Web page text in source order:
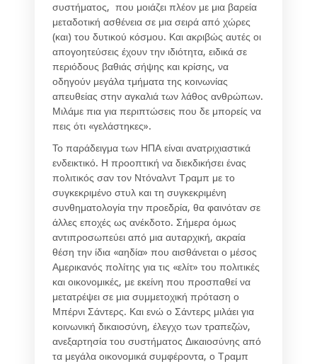
συστήματος, που μοιάζει πλέον με μια βαρεία
μεταδοτική ασθένεια σε μια σειρά από χώρες
(και) του δυτικού κόσμου. Και ακριβώς αυτές οι
απογοητεύσεις έχουν την ιδιότητα, ειδικά σε
περιόδους βαθιάς σήψης και κρίσης, να
οδηγούν μεγάλα τμήματα της κοινωνίας
απευθείας στην αγκαλιά των λάθος ανθρώπων.
Μιλάμε πια για περιπτώσεις που δε μπορείς να
πεις ότι «γελάστηκες».
Το παράδειγμα των ΗΠΑ είναι ανατριχιαστικά
ενδεικτικό. Η προοπτική να διεκδικήσει ένας
πολιτικός σαν τον Ντόναλντ Τραμπ με το
συγκεκριμένο στυλ και τη συγκεκριμένη
συνθηματολογία την προεδρία, θα φαινόταν σε
άλλες εποχές ως ανέκδοτο. Σήμερα όμως
αντιπροσωπεύει από μια αυταρχική, ακραία
θέση την ίδια «αηδία» που αισθάνεται ο μέσος
Αμερικανός πολίτης για τις «ελίτ» του πολιτικές
και οικονομικές, με εκείνη που προσπαθεί να
μετατρέψει σε μια συμμετοχική πρόταση ο
Μπέρνι Σάντερς. Και ενώ ο Σάντερς μιλάει για
κοινωνική δικαιοσύνη, έλεγχο των τραπεζών,
ανεξαρτησία του συστήματος Δικαιοσύνης από
τα μεγάλα οικονομικά συμφέροντα, ο Τραμπ